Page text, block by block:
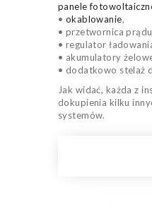
panele
• okablowanie,
• przetwornica
• regulator
• akumulatory
• dodatkowo stelaż
Jak widać, każda z
dokupienia kilku
systemów.